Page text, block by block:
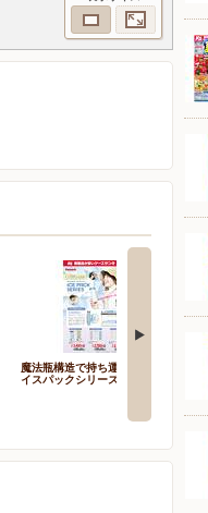
魔法瓶構造で持ち運ぶ氷のう ア
イスパックシリーズ